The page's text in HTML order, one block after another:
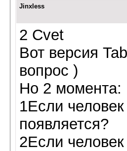
Jinxless
2 Cvet
Вот версия
вопрос )
Но 2 момента:
1Если
появляется?
2Если